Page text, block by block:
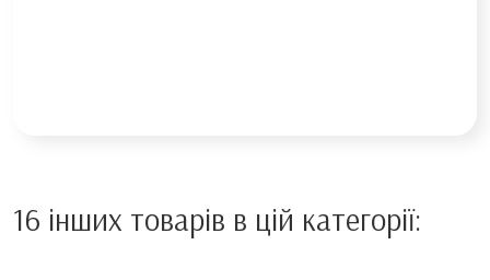
16 інших товарів в цій категорії: